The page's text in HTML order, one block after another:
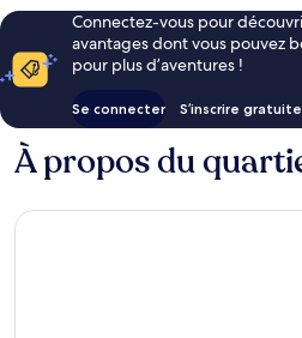
Connectez-vous pour
avantages dont vous pouvez
pour plus d’aventures !
Se connecter S’inscrire
À propos du